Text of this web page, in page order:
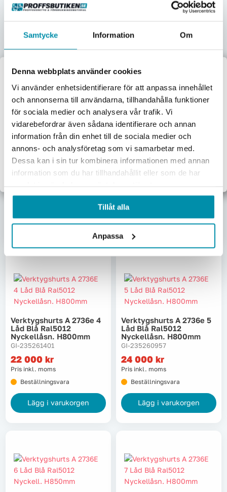
Samtycke Information Om
Denna webbplats använder cookies
Vi använder enhetsidentifierare för att anpassa innehållet
och annonserna till användarna, tillhandahålla funktioner
för sociala medier och analysera vår trafik. Vi
vidarebefordrar även sådana identifierare och annan
information från din enhet till de sociala medier och
annons- och analysföretag som vi samarbetar med.
Dessa kan i sin tur kombinera informationen med annan
information som du har tillhandahållit eller som de har
Tillåt alla
Anpassa
Pris inkl. moms
Mobil Verktygshurts I
2736e 7l Grå
Ral7035/m.grå Rfid H990
GI-235281359
Lägg i varukorgen
Verktygshurts A 2736e 3
Låd Blå Ral5012
Nyckellåsn. H383mm
GI-235260056
Lägg i varukorgen
Verktygshurts A 2736e 4
Låd Blå Ral5012
Nyckellåsn. H800mm
GI-235261401
22 000 kr
Pris inkl. moms
Beställningsvara
Lägg i varukorgen
Verktygshurts A 2736e 5
Låd Blå Ral5012
Nyckellåsn. H800mm
GI-235260957
24 000 kr
Pris inkl. moms
Beställningsvara
Lägg i varukorgen
Välkommen till
Proffsbutiken
Jag handlar som:
Företag
Exkl. moms
Privat
Inkl. moms